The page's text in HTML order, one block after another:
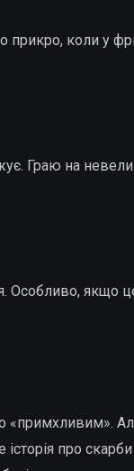
прикро, коли у
Граю на
Особливо,
«примхливим».
про